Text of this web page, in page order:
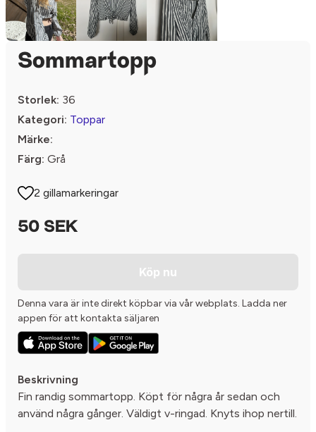
Sommartopp
Storlek: 36
Kategori: Toppar
Märke:
Färg: Grå
2 gillamarkeringar
50 SEK
Köp nu
Denna vara är inte direkt köpbar via vår webplats. Ladda ner
appen för att kontakta säljaren
Beskrivning
Fin randig sommartopp. Köpt för några år sedan och
använd några gånger. Väldigt v-ringad. Knyts ihop nertill.